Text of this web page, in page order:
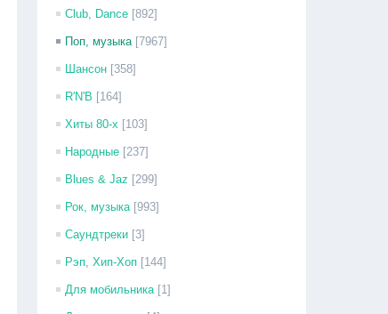
Club, Dance [892]
Поп, музыка [7967]
Шансон [358]
R'N'B [164]
Хиты 80-х [103]
Народные [237]
Blues & Jaz [299]
Рок, музыка [993]
Саундтреки [3]
Рэп, Хип-Хоп [144]
Для мобильника [1]